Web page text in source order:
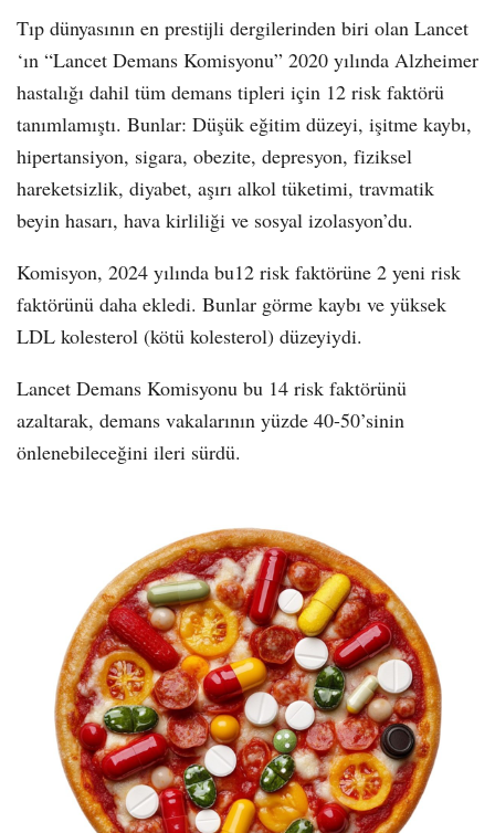
Tıp dünyasının en prestijli dergilerinden biri olan Lancet
‘ın “Lancet Demans Komisyonu” 2020 yılında Alzheimer
hastalığı dahil tüm demans tipleri için 12 risk faktörü
tanımlamıştı. Bunlar: Düşük eğitim düzeyi, işitme kaybı,
hipertansiyon, sigara, obezite, depresyon, fiziksel
hareketsizlik, diyabet, aşırı alkol tüketimi, travmatik
beyin hasarı, hava kirliliği ve sosyal izolasyon’du.
Komisyon, 2024 yılında bu12 risk faktörüne 2 yeni risk
faktörünü daha ekledi. Bunlar görme kaybı ve yüksek
LDL kolesterol (kötü kolesterol) düzeyiydi.
Lancet Demans Komisyonu bu 14 risk faktörünü
azaltarak, demans vakalarının yüzde 40-50’sinin
önlenebileceğini ileri sürdü.